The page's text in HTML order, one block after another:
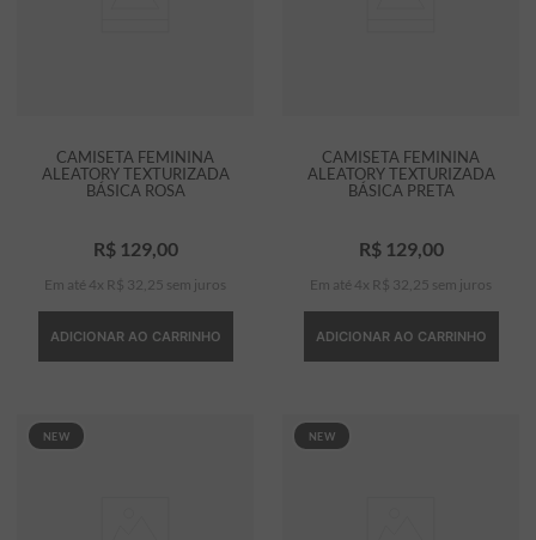
CAMISETA FEMININA
ALEATORY TEXTURIZADA
BÁSICA ROSA
R$ 129, 00
Em até 4 x R$ 32 25 sem juros
ADICIONAR AO CARRINHO
CAMISETA FEMININA
ALEATORY TEXTURIZADA
BÁSICA PRETA
R$ 129, 00
Em até 4 x R$ 32 25 sem juros
ADICIONAR AO CARRINHO
NEW NEW
piquet